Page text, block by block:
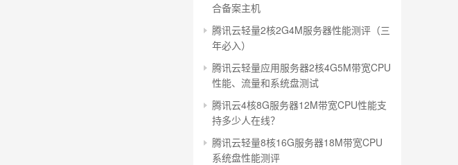
合备案主机
腾讯云轻量2核2G4M服务器性能测评（三
年必入）
腾讯云轻量应用服务器2核4G5M带宽CPU
性能、流量和系统盘测试
腾讯云4核8G服务器12M带宽CPU性能支
持多少人在线？
腾讯云轻量8核16G服务器18M带宽CPU
系统盘性能测评